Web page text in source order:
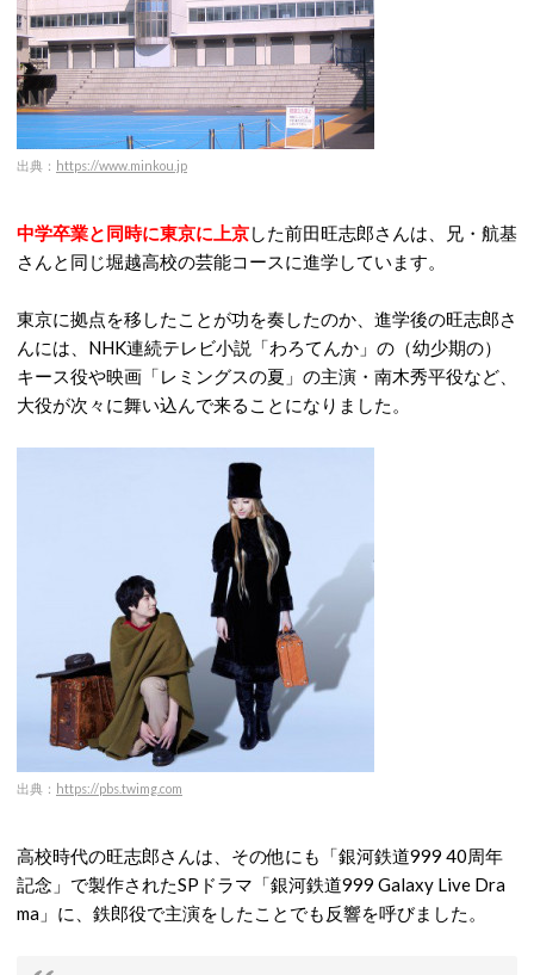
出典： https://www.minkou.jp
中学卒業と同時に東京に上京した前田旺志郎さんは、兄・航基
さんと同じ堀越高校の芸能コースに進学しています。
東京に拠点を移したことが功を奏したのか、進学後の旺志郎さ
んには、NHK連続テレビ小説「わろてんか」の（幼少期の）
キース役や映画「レミングスの夏」の主演・南木秀平役など、
大役が次々に舞い込んで来ることになりました。
出典： https://pbs.twimg.com
高校時代の旺志郎さんは、その他にも「銀河鉄道999 40周年
記念」で製作されたSPドラマ「銀河鉄道999 Galaxy Live Dra
ma」に、鉄郎役で主演をしたことでも反響を呼びました。